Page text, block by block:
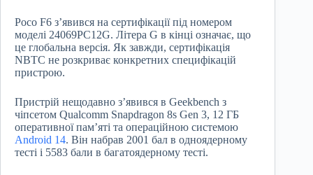
Poco F6 з’явився на сертифікації під номером
моделі 24069PC12G. Літера G в кінці означає, що
це глобальна версія. Як завжди, сертифікація
NBTC не розкриває конкретних специфікацій
пристрою.
Пристрій нещодавно з’явився в Geekbench з
чіпсетом Qualcomm Snapdragon 8s Gen 3, 12 ГБ
оперативної пам’яті та операційною системою
Android 14. Він набрав 2001 бал в одноядерному
тесті і 5583 бали в багатоядерному тесті.